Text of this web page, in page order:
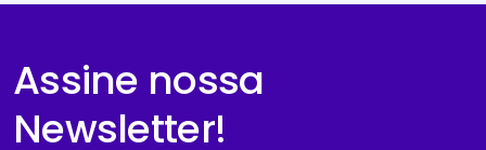
Assine nossa
Newsletter!